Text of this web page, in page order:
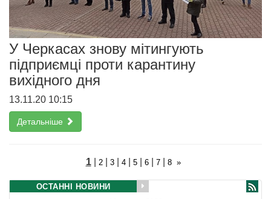
У Черкасах знову мітингують
підприємці проти карантину
вихідного дня
13.11.20 10:15
Детальніше
1| 2| 3| 4| 5| 6| 7| 8 »
ОСТАННІ НОВИНИ